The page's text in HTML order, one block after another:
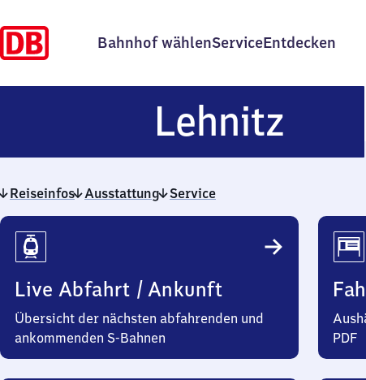
Bahnhof wählenServiceEntdecken
Lehnitz
Reiseinfos Ausstattung Service
Reiseinfos
Live Abfahrt / Ankunft
Übersicht der nächsten abfahrenden und
ankommenden S-Bahnen
PDF